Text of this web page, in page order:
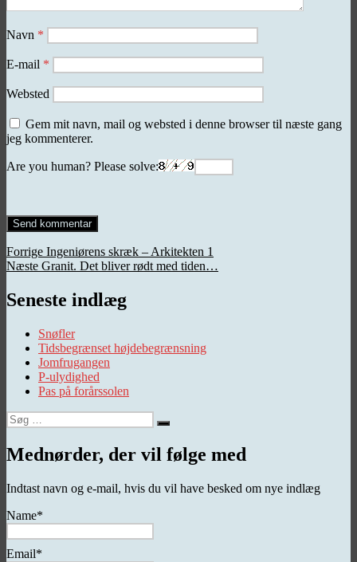
Navn *
E-mail *
Websted
Gem mit navn, mail og websted i denne browser til næste gang
jeg kommenterer.
Are you human? Please solve:
Indlægsnavigation
Forrige Forrige
indlæg:
Ingeniørens skræk – Arkitekten 1
Næste Næste
Granit. Det bliver rødt med tiden…
Seneste indlæg
Snøfler
Tidsbegrænset højdebegrænsning
Jomfrugangen
P-ulydighed
Pas på forårssolen
Søg
efter:
Søg
Mednørder, der vil følge med
Indtast navn og e-mail, hvis du vil have besked om nye indlæg
Name*
Email*